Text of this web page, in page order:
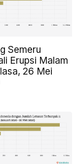
Semeru
Erupsi Malam
26 Mei